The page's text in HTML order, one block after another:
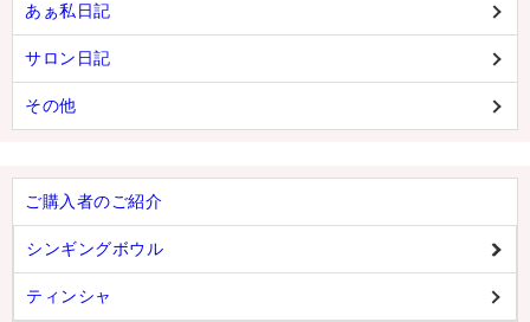
あぁ私日記
サロン日記
その他
ご購入者のご紹介
シンギングボウル
ティンシャ